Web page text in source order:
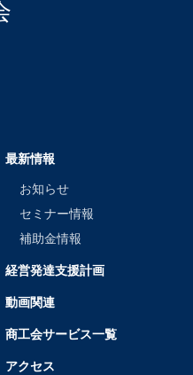
最新情報
お知らせ
セミナー情報
補助金情報
経営発達支援計画
動画関連
商工会サービス一覧
アクセス